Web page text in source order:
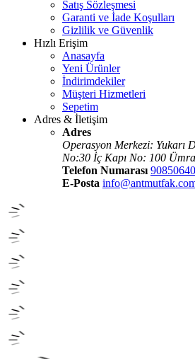
Satış Sözleşmesi
Garanti ve İade Koşulları
Gizlilik ve Güvenlik
Hızlı Erişim
Anasayfa
Yeni Ürünler
İndirimdekiler
Müşteri Hizmetleri
Sepetim
Adres & İletişim
Adres
Operasyon Merkezi: Yukarı
No:30 İç Kapı No: 100
Telefon Numarası
E-Posta